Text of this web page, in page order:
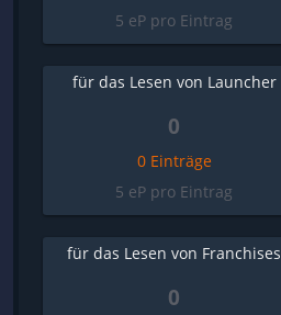
5 eP pro Eintrag
für das Lesen von Launcher
0
0 Einträge
5 eP pro Eintrag
für das Lesen von Franchises
0